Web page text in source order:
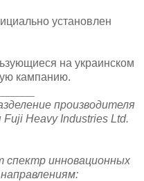
установлен
на украинском
кампанию.
производителя
Heavy Industries Ltd.
спектр инновационных